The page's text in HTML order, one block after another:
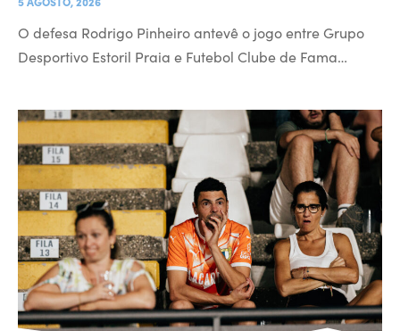
O defesa Rodrigo Pinheiro antevê o jogo entre Grupo
Desportivo Estoril Praia e Futebol Clube de Fama…